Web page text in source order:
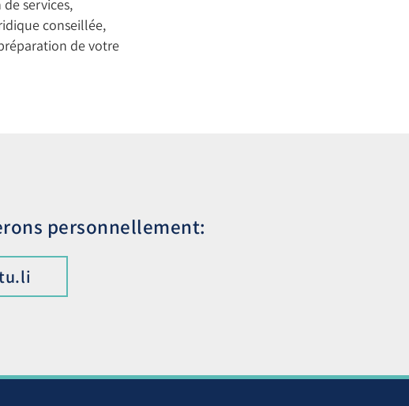
services,
conseillée,
de votre
personnellement: